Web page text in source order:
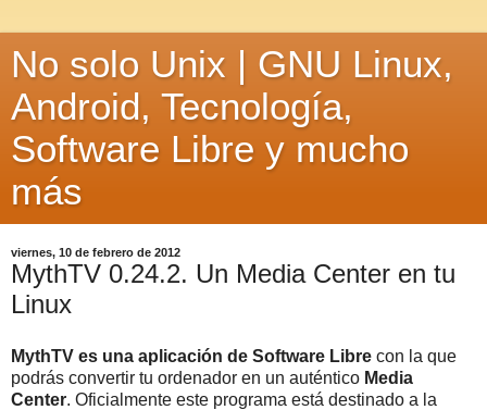
No solo Unix | GNU Linux,
Android, Tecnología,
Software Libre y mucho
más
viernes, 10 de febrero de 2012
MythTV 0.24.2. Un Media Center en tu
Linux
MythTV es una aplicación de Software Libre con la que
podrás convertir tu ordenador en un auténtico Media
Center. Oficialmente este programa está destinado a la